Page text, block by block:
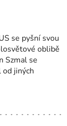
se pyšní svou
oblibě
Szmal se
jiných